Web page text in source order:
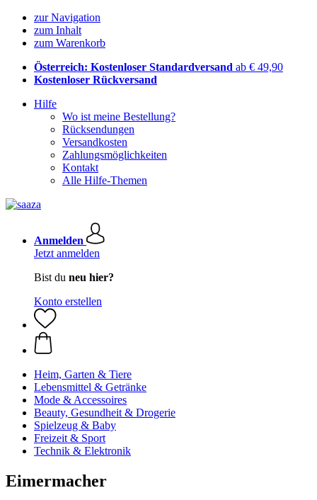
zur Navigation
zum Inhalt
zum Warenkorb
Österreich: Kostenloser Standardversand ab € 49,90
Kostenloser Rückversand
Hilfe
Wo ist meine Bestellung?
Rücksendungen
Versandkosten
Zahlungsmöglichkeiten
Kontakt
Alle Hilfe-Themen
Anmelden
Jetzt anmelden
Bist du neu hier?
Konto erstellen
Heim, Garten & Tiere
Lebensmittel & Getränke
Mode & Accessoires
Beauty, Gesundheit & Drogerie
Spielzeug & Baby
Freizeit & Sport
Technik & Elektronik
Eimermacher